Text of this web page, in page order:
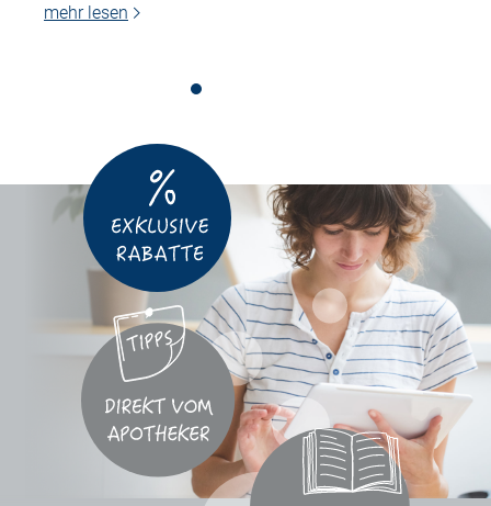
mehr lesen